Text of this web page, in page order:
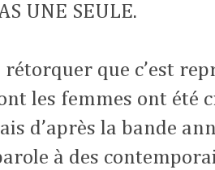
UNE SEULE.
rétorquer que c’est
les femmes ont été
d’après la bande
à des